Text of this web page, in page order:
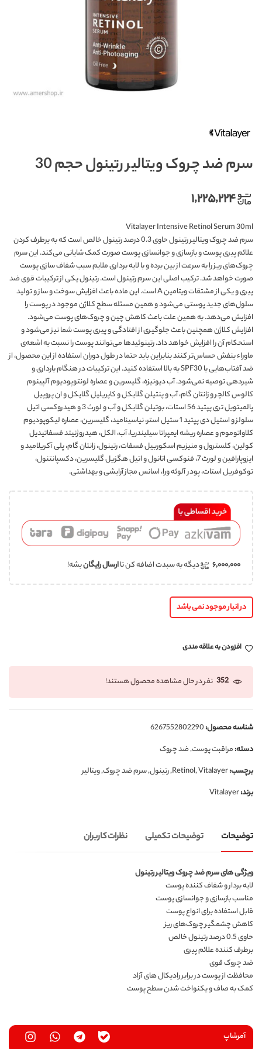
سرم ضد چروک ویتالیر رتینول حجم 30
۱,۲۲۵,۲۲۴
Vitalayer Intensive Retinol Serum 30ml
سرم ضد چروک ویتالیر رتینول حاوی 0.3 درصد رتینول خالص است که به برطرف کردن
علائم پیری پوست و بازسازی و جوانسازی پوست صورت کمک شایانی می‌کند. این سرم
چروک‌های ریز را به سرعت از بین برده و با لایه برداری ملایم سبب شفاف سازی پوست
صورت خواهد شد. ترکیب اصلی این سرم رتینول است. رتینول یکی از ترکیبات قوی ضد
پیری و یکی از مشتقات ویتامین A است. این ماده باعث افزایش سوخت و ساز و تولید
سلول‌های جدید پوستی می‌شود و همین مسئله سطح کلاژن موجود در پوست را
افزایش می‌دهد. به همین علت باعث کاهش چین و چروک‌های پوست می‌شود.
افزایش کلاژن همچنین باعث جلوگیری از افتادگی و پیری پوست شما نیز می‌شود و
استحکام آن را افزایش خواهد داد. رتینوئیدها می‌توانند پوست را نسبت به اشعه‌ی
ماوراء بنفش حساس‌تر کنند بنابراین باید حتما در طول دوران استفاده از این محصول، از
ضد آفتاب‌هایی با SPF30 به بالا استفاده کنید. این ترکیبات در هنگام بارداری و
شیردهی توصیه نمی‌شود. آب دیونیزه، گلیسرین و عصاره لونتوپودیوم آلپینوم
کالوس کالچر و زانتان گام، آب و پنتیلن گلایکل و کاپریلیل گلایکل و ان پروپیل
پالمیتویل تری پپتید 56 استات، بوتیلن گلایکل و آب و لورث 3 و هیدروکسی اتیل
سلولز و استیل دی پپتید 1 ستیل استر، نیاسینامید، گلیسرین، عصاره لیکوپودیوم
کلاواتوموم و عصاره ریشه ایمپراتا سیلیندریا، آب، الکل، هیدروژنیتد فسفاتیدیل
کولین، کلسترول و منیزیم اسکوربیل فسفات، رتینول، زانتان گام، پلی آکریلامید و
ایزوپارافین و لورث 7، فنوکسی اتانول و اتیل هگزیل گلیسرین، دکسپانتنول،
توکوفریل استات، پودر آلوئه ورا، اسانس مجاز آرایشی و بهداشتی.
۶,۰۰۰,۰۰۰ دیگه به سبدت اضافه کن تاارسال رایگانبشه!
در انبار موجود نمی باشد
افزودن به علاقه مندی
352 نفر در حال مشاهده محصول هستند!
شناسه محصول:6267552802290
دسته:مراقبت پوست,ضد چروک
برچسب:
Retinol,Vitalayer
,رتینول,سرم ضد چروک,ویتالیر
برند:Vitalayer
توضیحات توضیحات تکمیلی نظرات کاربران
ویژگی های سرم ضد چروک ویتالیر رتینول
لایه بردار و شفاف کننده پوست
مناسب بازسازی و جوانسازی پوست
قابل استفاده برای انواع پوست
کاهش چشمگیر چروک‌های ریز
حاوی 0.5 درصد رتینول خالص
برطرف کننده علائم پیری
ضد چروک قوی
محافظت از پوست در برابر رادیکال های آزاد
کمک به صاف و یکنواخت شدن سطح پوست
آمرشاپ